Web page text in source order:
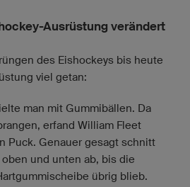
Ausrüstung verändert
des Eishockeys bis heute
viel getan:
man mit Gummibällen. Da
erfand William Fleet
Puck. Genauer gesagt schnitt
und unten ab, bis die
übrig blieb.